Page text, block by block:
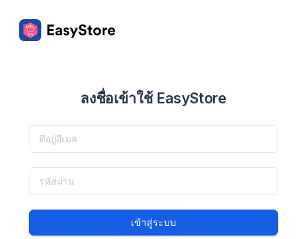
ลงชื่อเข้าใช้ EasyStore
เข้าสู่ระบบ